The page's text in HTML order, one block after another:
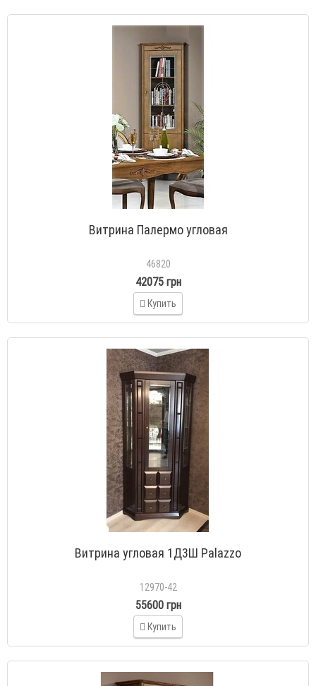
Витрина Палермо угловая
46820
42075 грн
Купить
Витрина угловая 1Д3Ш Palazzo
12970-42
55600 грн
Купить